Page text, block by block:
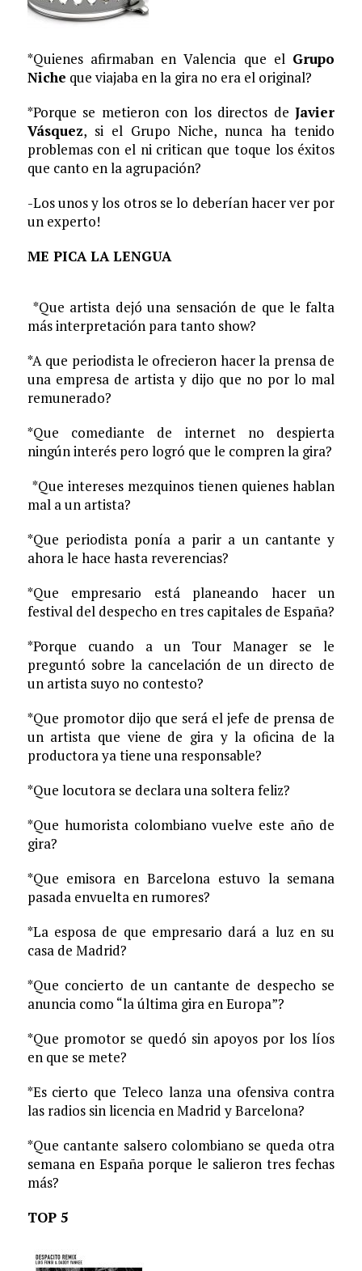
*Quienes afirmaban en Valencia que el Grupo
Niche que viajaba en la gira no era el original?
*Porque se metieron con los directos deJavier
Vásquez, si el Grupo Niche, nunca ha tenido
problemas con el ni critican que toque los éxitos
que canto en la agrupación?
-Los unos y los otros se lo deberían hacer ver por
un experto!
ME PICA LA LENGUA
*Que artista dejó una sensación de que le falta
más interpretación para tanto show?
*A que periodista le ofrecieron hacer la prensa de
una empresa de artista y dijo que no por lo mal
remunerado?
*Que comediante de internet no despierta
ningún interés pero logró que le compren la gira?
*Que intereses mezquinos tienen quienes hablan
mal a un artista?
*Que periodista ponía a parir a un cantante y
ahora le hace hasta reverencias?
*Que empresario está planeando hacer un
festival del despecho en tres capitales de España?
*Porque cuando a un Tour Manager se le
preguntó sobre la cancelación de un directo de
un artista suyo no contesto?
*Que promotor dijo que será el jefe de prensa de
un artista que viene de gira y la oficina de la
productora ya tiene una responsable?
*Que locutora se declara una soltera feliz?
*Que humorista colombiano vuelve este año de
gira?
*Que emisora en Barcelona estuvo la semana
pasada envuelta en rumores?
*La esposa de que empresario dará a luz en su
casa de Madrid?
*Que concierto de un cantante de despecho se
anuncia como “la última gira en Europa”?
*Que promotor se quedó sin apoyos por los líos
en que se mete?
*Es cierto que Teleco lanza una ofensiva contra
las radios sin licencia en Madrid y Barcelona?
*Que cantante salsero colombiano se queda otra
semana en España porque le salieron tres fechas
más?
TOP 5